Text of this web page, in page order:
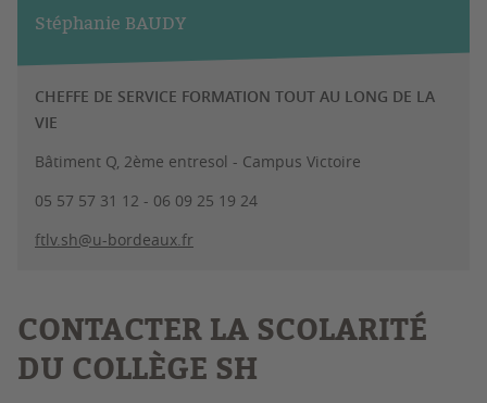
Stéphanie BAUDY
CHEFFE DE SERVICE FORMATION TOUT AU LONG DE LA
VIE
Bâtiment Q, 2ème entresol - Campus Victoire
05 57 57 31 12 - 06 09 25 19 24
ftlv.sh@u-bordeaux.fr
CONTACTER LA SCOLARITÉ
DU COLLÈGE SH